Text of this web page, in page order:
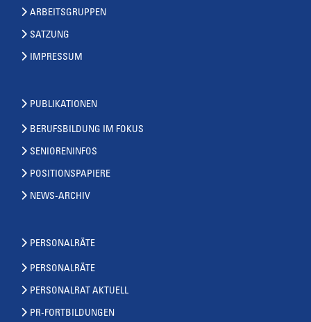
ARBEITSGRUPPEN
SATZUNG
IMPRESSUM
PUBLIKATIONEN
BERUFSBILDUNG IM FOKUS
SENIORENINFOS
POSITIONSPAPIERE
NEWS-ARCHIV
PERSONALRÄTE
PERSONALRÄTE
PERSONALRAT AKTUELL
PR-FORTBILDUNGEN